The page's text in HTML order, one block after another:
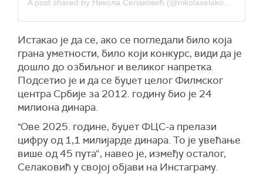
Истакао је да се, ако се погледали било која
грана уметности, било који конкурс, види да је
дошло до озбиљног и великог напретка.
Подсетио је и да се буџет целог Филмског
центра Србије за 2012. годину био је 24
милиона динара.
"Ове 2025. године, буџет ФЦС-а прелази
цифру од 1,1 милијарде динара. То је увећање
више од 45 пута“, навео је, између осталог,
Селаковић у својој објави на Инстаграму.